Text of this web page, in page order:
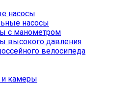
насосы
насосы
с манометром
высокого давления
велосипеда
камеры